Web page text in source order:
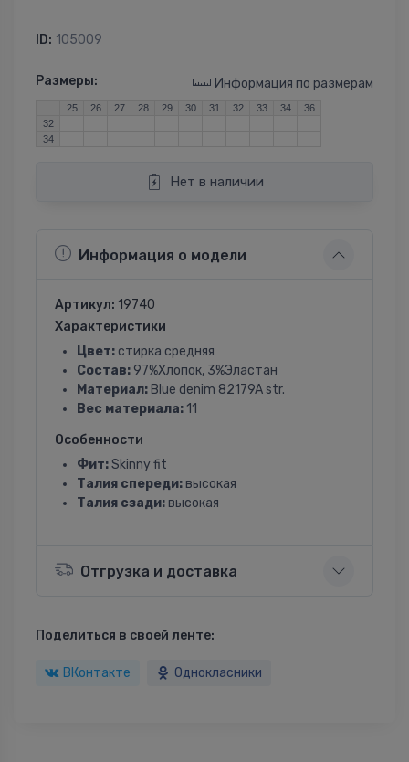
ID: 105009
Размеры: Информация по размерам
25 26 27 28 29 30 31 32 33 34
36
32
34
Нет в наличии
Информация о модели
Артикул: 19740
Характеристики
Цвет: стирка средняя
Состав: 97%Хлопок, 3%Эластан
Материал: Blue denim 82179A str.
Вес материала: 11
Особенности
Фит:Skinny fit
Талия спереди: высокая
Талия сзади: высокая
Отгрузка и доставка
Поделиться в своей ленте:
ВКонтакте Однокласники